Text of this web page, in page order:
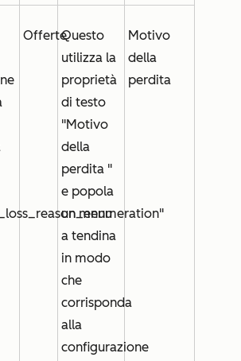
OfferteQuesto
utilizza la
proprietà
di testo
"Motivo
della
perdita "
e popola
un menu
a tendina
in modo
che
corrisponda
alla
configurazione
Motivo
della
perdita